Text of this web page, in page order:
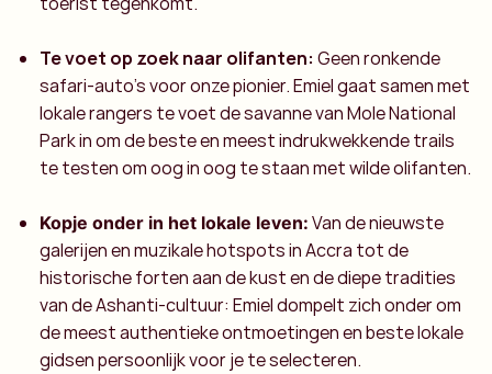
Te voet op zoek naar olifanten: Geen ronkende
safari-auto's voor onze pionier. Emiel gaat samen met
lokale rangers te voet de savanne van Mole National
Park in om de beste en meest indrukwekkende trails
te testen om oog in oog te staan met wilde olifanten.
Kopje onder in het lokale leven: Van de nieuwste
galerijen en muzikale hotspots in Accra tot de
historische forten aan de kust en de diepe tradities
van de Ashanti-cultuur: Emiel dompelt zich onder om
de meest authentieke ontmoetingen en beste lokale
gidsen persoonlijk voor je te selecteren.